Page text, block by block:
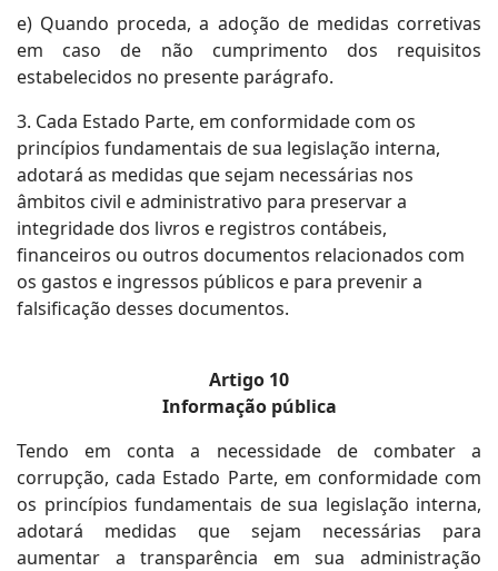
e) Quando proceda, a adoção de medidas corretivas
em caso de não cumprimento dos requisitos
estabelecidos no presente parágrafo.
3. Cada Estado Parte, em conformidade com os
princípios fundamentais de sua legislação interna,
adotará as medidas que sejam necessárias nos
âmbitos civil e administrativo para preservar a
integridade dos livros e registros contábeis,
financeiros ou outros documentos relacionados com
os gastos e ingressos públicos e para prevenir a
falsificação desses documentos.
Artigo 10
Informação pública
Tendo em conta a necessidade de combater a
corrupção, cada Estado Parte, em conformidade com
os princípios fundamentais de sua legislação interna,
adotará medidas que sejam necessárias para
aumentar a transparência em sua administração